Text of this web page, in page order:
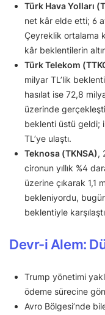
Türk Hava Yolları
net kâr elde etti; 6
Çeyreklik ortalama
kâr beklentilerin
Türk Telekom
milyar TL’lik
hasılat ise 72,8
üzerinde
beklenti üstü geldi;
TL’ye ulaştı.
Teknosa (TKNSA),
cironun yıllık %4
üzerine çıkarak 1,1
bekleniyordu,
beklentiyle
Devr-i Alem:
Trump yönetimi
ödeme sürecine
Avro Bölgesi’nde